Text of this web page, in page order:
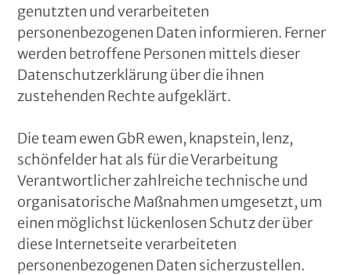
genutzten und verarbeiteten
personenbezogenen Daten informieren. Ferner
werden betroffene Personen mittels dieser
Datenschutzerklärung über die ihnen
zustehenden Rechte aufgeklärt.
Die team ewen GbR ewen, knapstein, lenz,
schönfelder hat als für die Verarbeitung
Verantwortlicher zahlreiche technische und
organisatorische Maßnahmen umgesetzt, um
einen möglichst lückenlosen Schutz der über
diese Internetseite verarbeiteten
personenbezogenen Daten sicherzustellen.